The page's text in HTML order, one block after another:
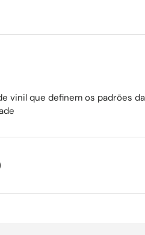
vinil que definem os padrões